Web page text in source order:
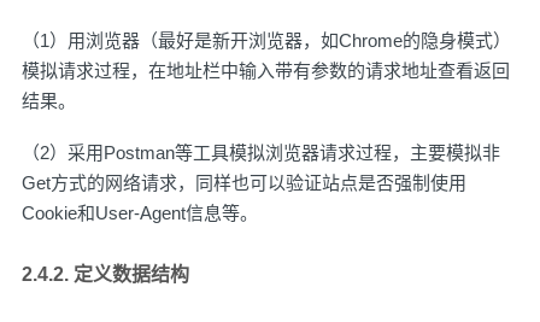
（1）用浏览器（最好是新开浏览器，如Chrome的隐身模式）
模拟请求过程，在地址栏中输入带有参数的请求地址查看返回
结果。
（2）采用Postman等工具模拟浏览器请求过程，主要模拟非
Get方式的网络请求，同样也可以验证站点是否强制使用
Cookie和User-Agent信息等。
2.4.2. 定义数据结构